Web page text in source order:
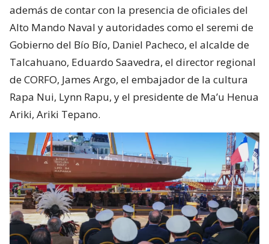
además de contar con la presencia de oficiales del
Alto Mando Naval y autoridades como el seremi de
Gobierno del Bío Bío, Daniel Pacheco, el alcalde de
Talcahuano, Eduardo Saavedra, el director regional
de CORFO, James Argo, el embajador de la cultura
Rapa Nui, Lynn Rapu, y el presidente de Ma’u Henua
Ariki, Ariki Tepano.